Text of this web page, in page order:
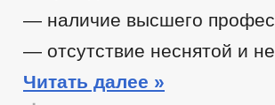
— наличие высшего
— отсутствие неснятой и
Читать далее »